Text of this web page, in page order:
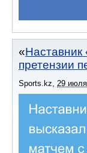
претензии
Sports.kz, 29